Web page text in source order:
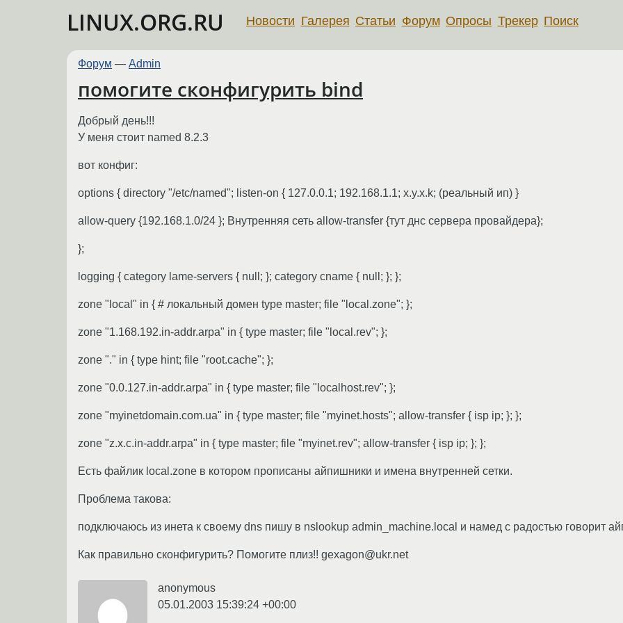
LINUX.ORG.RU Новости Галерея Статьи Форум Опросы Трекер Поиск
Форум — Admin
помогите сконфигурить bind
Добрый день!!!
У меня стоит named 8.2.3
вот конфиг:
options { directory "/etc/named"; listen-on { 127.0.0.1; 192.168.1.1; x.y.x.k; (реальный ип) }
allow-query {192.168.1.0/24 }; Внутренняя сеть allow-transfer {тут днс сервера провайдера};
};
logging { category lame-servers { null; }; category cname { null; }; };
zone "local" in { # локальный домен type master; file "local.zone"; };
zone "1.168.192.in-addr.arpa" in { type master; file "local.rev"; };
zone "." in { type hint; file "root.cache"; };
zone "0.0.127.in-addr.arpa" in { type master; file "localhost.rev"; };
zone "myinetdomain.com.ua" in { type master; file "myinet.hosts"; allow-transfer { isp ip; }; };
zone "z.x.c.in-addr.arpa" in { type master; file "myinet.rev"; allow-transfer { isp ip; }; };
Есть файлик local.zone в котором прописаны айпишники и имена внутренней сетки.
Проблема такова:
подключаюсь из инета к своему dns пишу в nslookup admin_machine.local и намед с радостью говорит
Как правильно сконфигурить? Помогите плиз!! gexagon@ukr.net
anonymous
05.01.2003 15:39:24 +00:00